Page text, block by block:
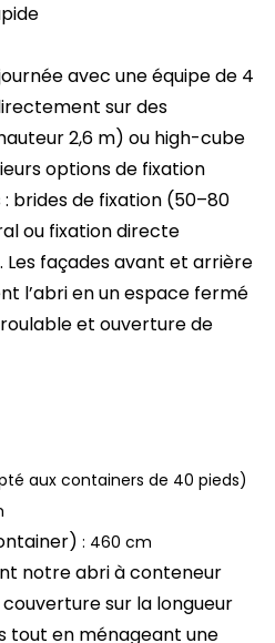
avec une équipe de 4
sur des
2,6 m) ou high-cube
options de fixation
brides de fixation (50–80
ou fixation directe
façades avant et arrière
l’abri en un espace fermé
et ouverture de
aux containers de 40 pieds)
: 460 cm
notreabri à conteneur
sur la longueur
tout en ménageant une